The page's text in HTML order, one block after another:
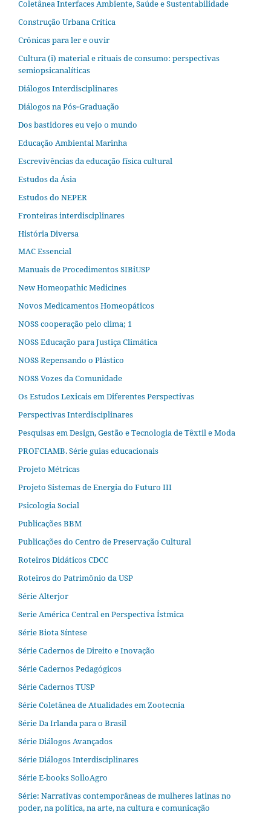
Coletânea Interfaces Ambiente, Saúde e Sustentabilidade
Construção Urbana Crítica
Crônicas para ler e ouvir
Cultura (i) material e rituais de consumo: perspectivas
semiopsicanalíticas
Diálogos Interdisciplinares
Diálogos na Pós‐Graduação
Dos bastidores eu vejo o mundo
Educação Ambiental Marinha
Escrevivências da educação física cultural
Estudos da Ásia​
Estudos do NEPER
Fronteiras interdisciplinares
História Diversa
MAC Essencial
Manuais de Procedimentos SIBiUSP
New Homeopathic Medicines
Novos Medicamentos Homeopáticos
NOSS cooperação pelo clima; 1
NOSS Educação para Justiça Climática
NOSS Repensando o Plástico
NOSS Vozes da Comunidade
Os Estudos Lexicais em Diferentes Perspectivas
Perspectivas Interdisciplinares
Pesquisas em Design, Gestão e Tecnologia de Têxtil e Moda
PROFCIAMB. Série guias educacionais
Projeto Métricas
Projeto Sistemas de Energia do Futuro III
Psicologia Social
Publicações BBM
Publicações do Centro de Preservação Cultural
Roteiros Didáticos CDCC
Roteiros do Patrimônio da USP
Série Alterjor
Serie América Central en Perspectiva Ístmica
Série Biota Síntese
Série Cadernos de Direito e Inovação
Série Cadernos Pedagógicos
Série Cadernos TUSP
Série Coletânea de Atualidades em Zootecnia
Série Da Irlanda para o Brasil
Série Diálogos Avançados
Série Diálogos Interdisciplinares
Série E-books SolloAgro
Série: Narrativas contemporâneas de mulheres latinas no
poder, na política, na arte, na cultura e comunicação